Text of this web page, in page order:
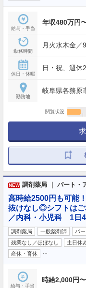
給与・手当
年収480万円
勤務時間
月火水木金
休日・休暇
日・祝、週休
勤務地
岐阜県各務原
閲覧状況
NEW 調剤薬局 ｜ パート・
高時給2500円も可能
抜けなし◎シフトは
／内科・小児科 1日
調剤薬局 一般薬剤師 パ
残業なし／ほぼなし
土日休
産休・育休
給与・手当
時給2,000円